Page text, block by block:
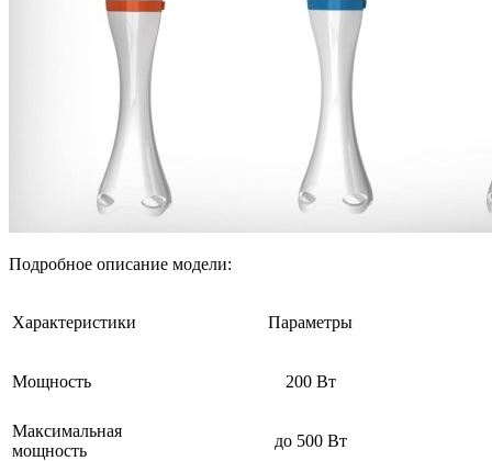
Подробное описание модели:
Характеристики Параметры
Мощность 200 Вт
Максимальная
мощность
до 500 Вт